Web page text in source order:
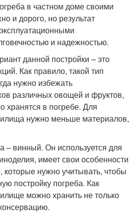
в частном доме своими
и дорого, но результат
и надежностью.
данной постройки – это
Как правило, такой тип
нужно избежать
различных овощей и фруктов,
хранятся в погребе. Для
нужно меньше материалов,
– винный. Он используется для
имеет свои особенности
которые нужно учитывать, чтобы
постройку погреба. Как
можно хранить не только